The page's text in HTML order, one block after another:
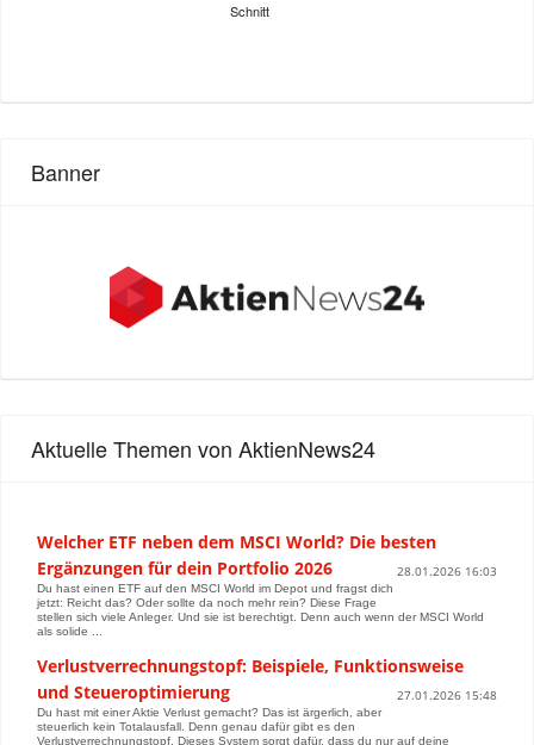
Schnitt
Banner
Aktuelle Themen von AktienNews24
Welcher ETF neben dem MSCI World? Die besten
Ergänzungen für dein Portfolio 2026
28.01.2026 16:03
Du hast einen ETF auf den MSCI World im Depot und fragst dich
jetzt: Reicht das? Oder sollte da noch mehr rein? Diese Frage
stellen sich viele Anleger. Und sie ist berechtigt. Denn auch wenn der MSCI World
als solide ...
Verlustverrechnungstopf: Beispiele, Funktionsweise
und Steueroptimierung
27.01.2026 15:48
Du hast mit einer Aktie Verlust gemacht? Das ist ärgerlich, aber
steuerlich kein Totalausfall. Denn genau dafür gibt es den
Verlustverrechnungstopf. Dieses System sorgt dafür, dass du nur auf deine